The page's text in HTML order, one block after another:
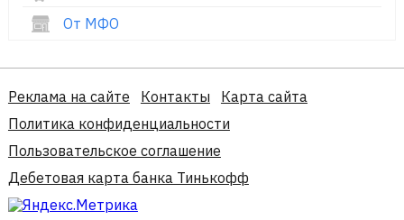
От МФО
Реклама на сайте Контакты
Карта сайта
Политика конфиденциальности
Пользовательское соглашение
Дебетовая карта банка Тинькофф